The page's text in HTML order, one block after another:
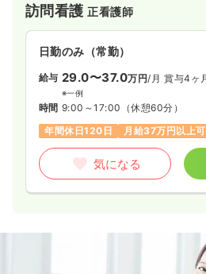
訪問看護正看護師
日勤のみ（常勤）
給与 29.0〜37.0万円/月 賞与4ヶ
※一例
時間 9:00～17:00 （休憩60分）
年間休日120日
月給37万円以上可
気になる